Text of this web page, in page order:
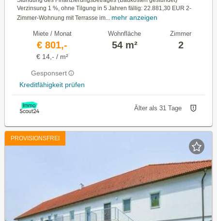
Verzinsung 1 %, ohne Tilgung in 5 Jahren fällig: 22.881,30 EUR 2-
Zimmer-Wohnung mit Terrasse im... mehr anzeigen
Miete / Monat
€ 801,-
€ 14,- / m²
Gesponsert
Kreditfähigkeit prüfen
Wohnfläche
54 m²
Zimmer
2
Älter als 31 Tage
PROVISIONSFREI